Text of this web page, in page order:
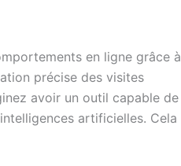
en ligne grâce à
précise des visites
avoir un outil capable de
artificielles. Cela